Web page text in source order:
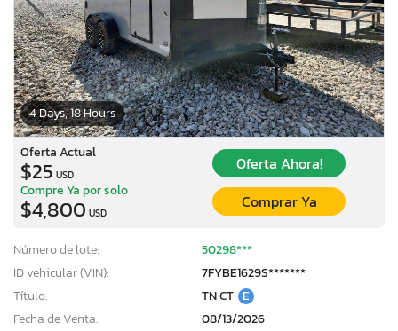
4 Days, 18 Hours
Oferta Actual
$25 USD
Oferta Ahora!
Compre Ya por solo
$4,800 USD
Comprar Ya
Número de lote:
50298***
ID vehicular (VIN):
7FYBE1629S*******
Título:
TN CT E
Fecha de Venta:
08/13/2026